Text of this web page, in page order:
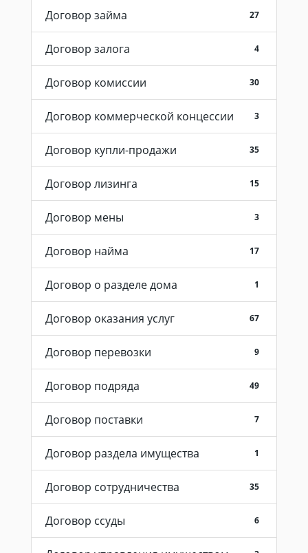
Договор займа 27
Договор залога 4
Договор комиссии 30
Договор коммерческой концессии 3
Договор купли-продажи 35
Договор лизинга 15
Договор мены 3
Договор найма 17
Договор о разделе дома 1
Договор оказания услуг 67
Договор перевозки 9
Договор подряда 49
Договор поставки 7
Договор раздела имущества 1
Договор сотрудничества 35
Договор ссуды 6